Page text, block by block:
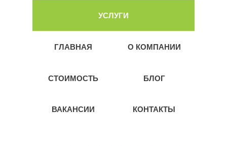
УСЛУГИ
ГЛАВНАЯ О КОМПАНИИ
СТОИМОСТЬ БЛОГ
ВАКАНСИИ КОНТАКТЫ